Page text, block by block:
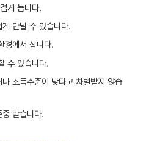
게 놉니다.
만날 수 있습니다.
경에서 삽니다.
수 있습니다.
소득수준이 낮다고 차별받지 않습
받습니다.